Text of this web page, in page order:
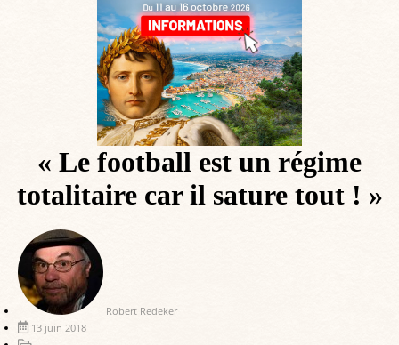
« Le football est un régime
totalitaire car il sature tout ! »
Robert Redeker
13 juin 2018